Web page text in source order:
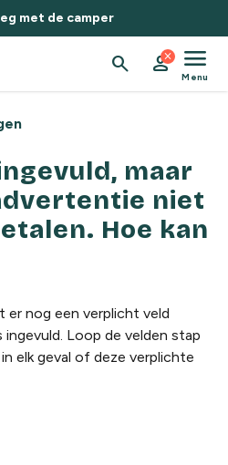
met de camper
search person
close menu
Menu
maar
niet
Hoe kan
nog een verplicht veld
Loop de velden stap
elk geval of deze verplichte